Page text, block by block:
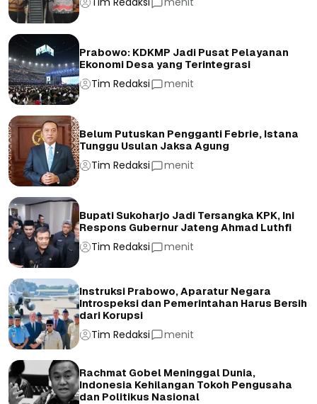
Prabowo: KDKMP Jadi Pusat Pelayanan
Ekonomi Desa yang Terintegrasi
Tim Redaksi menit
Belum Putuskan Pengganti Febrie, Istana
Tunggu Usulan Jaksa Agung
Tim Redaksi menit
Bupati Sukoharjo Jadi Tersangka KPK, Ini
Respons Gubernur Jateng Ahmad Luthfi
Tim Redaksi menit
Instruksi Prabowo, Aparatur Negara
Introspeksi dan Pemerintahan Harus Bersih
dari Korupsi
Tim Redaksi menit
Rachmat Gobel Meninggal Dunia,
Indonesia Kehilangan Tokoh Pengusaha
dan Politikus Nasional